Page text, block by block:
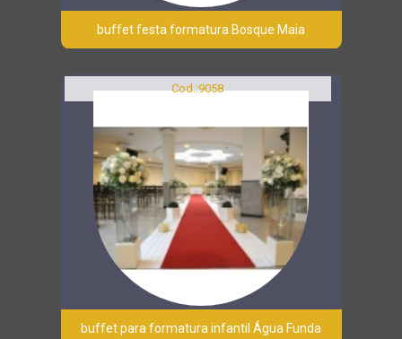
buffet festa formatura Bosque Maia
Cod.:9058
buffet para formatura infantil Água Funda